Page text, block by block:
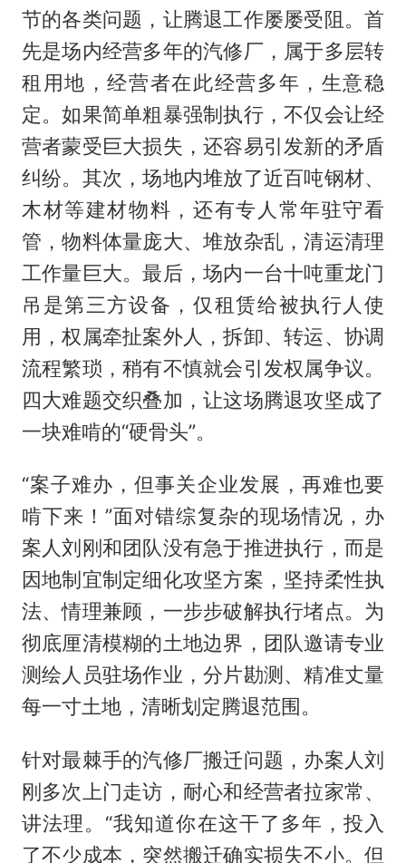
节的各类问题，让腾退工作屡屡受阻。首
先是场内经营多年的汽修厂，属于多层转
租用地，经营者在此经营多年，生意稳
定。如果简单粗暴强制执行，不仅会让经
营者蒙受巨大损失，还容易引发新的矛盾
纠纷。其次，场地内堆放了近百吨钢材、
木材等建材物料，还有专人常年驻守看
管，物料体量庞大、堆放杂乱，清运清理
工作量巨大。最后，场内一台十吨重龙门
吊是第三方设备，仅租赁给被执行人使
用，权属牵扯案外人，拆卸、转运、协调
流程繁琐，稍有不慎就会引发权属争议。
四大难题交织叠加，让这场腾退攻坚成了
一块难啃的“硬骨头”。
“案子难办，但事关企业发展，再难也要
啃下来！”面对错综复杂的现场情况，办
案人刘刚和团队没有急于推进执行，而是
因地制宜制定细化攻坚方案，坚持柔性执
法、情理兼顾，一步步破解执行堵点。为
彻底厘清模糊的土地边界，团队邀请专业
测绘人员驻场作业，分片勘测、精准丈量
每一寸土地，清晰划定腾退范围。
针对最棘手的汽修厂搬迁问题，办案人刘
刚多次上门走访，耐心和经营者拉家常、
讲法理。“我知道你在这干了多年，投入
了不少成本，突然搬迁确实损失不小。但